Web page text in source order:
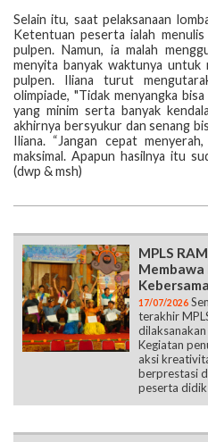
Selain itu, saat pelaksanaan
Ketentuan peserta ialah menulis
pulpen. Namun, ia malah
menyita banyak waktunya untuk
pulpen. Iliana turut
olimpiade, "Tidak menyangka
yang minim serta banyak
akhirnya bersyukur dan senang
Iliana. “Jangan cepat
maksimal. Apapun hasilnya itu
(dwp & msh)
MPLS
Membawa
17/07/2026
terakhir
Kegiatan
aksi
berprestasi
peserta